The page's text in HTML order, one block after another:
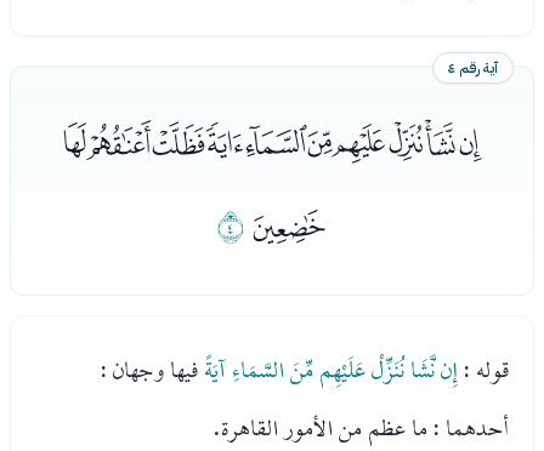
آية رقم ٤
ﭟﭠﭡﭢﭣﭤﭥﭦﭧﭨ
ﭩﭪ
قوله :إِن نَّشَا نُنَزِّلْ عَلَيْهِم مِّنَ السَّمَاءِ آيَةًفيها وجهان :
أحدهما : ما عظم من الأمور القاهرة.